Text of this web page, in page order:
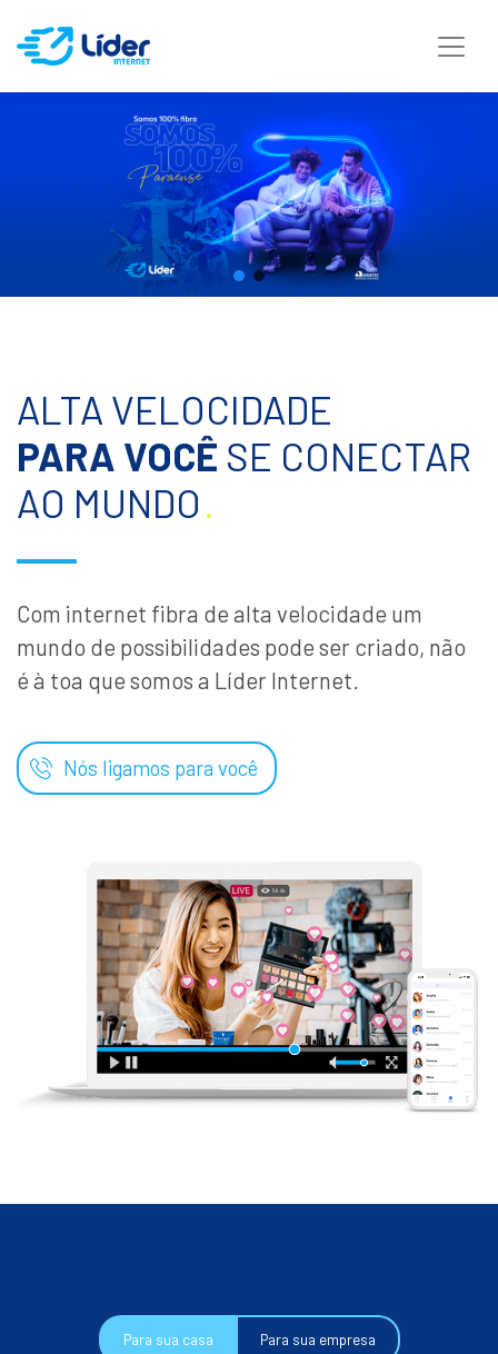
ALTA VELOCIDADE
PARA VOCÊ SE CONECTAR
AO MUNDO.
Com internet fibra de alta velocidade um
mundo de possibilidades pode ser criado, não
é à toa que somos a Líder Internet.
Nós ligamos para você
Para sua casa Para sua empresa